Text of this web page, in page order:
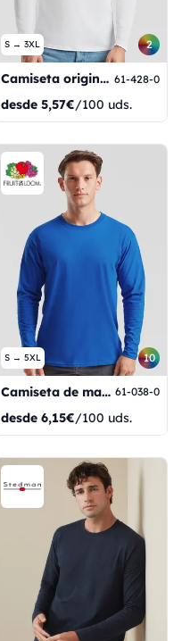
S → 3XL 2
Camiseta original de manga larga 61-428-0
desde 5,57€/100 uds.
S → 5XL 10
Camiseta de manga larga Valueweight 61-038-0
desde 6,15€/100 uds.